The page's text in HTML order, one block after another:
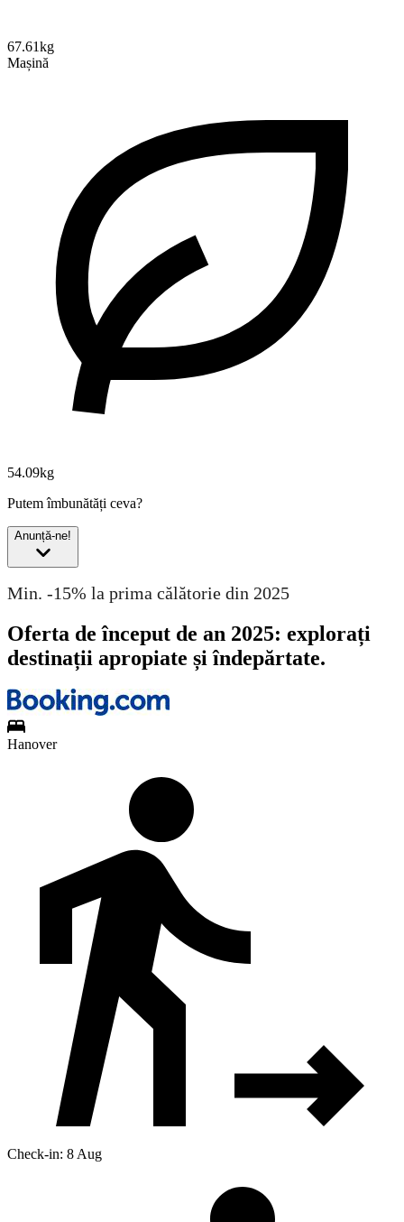
67.61kg
Mașină
54.09kg
Putem îmbunătăți ceva?
Anunță-ne!
Min. -15% la prima călătorie din 2025
Oferta de început de an 2025: explorați
destinații apropiate și îndepărtate.
Hanover
Check-in: 8 Aug